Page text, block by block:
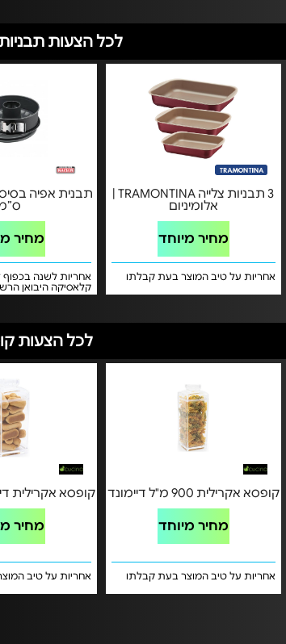
לכל הצעות תבניות
מחיר
אחריות לשנה בכפוף
קלאסיקה היבואן
אלומיניום
מחיר מיוחד
אחריות על טיב המוצר בעת קבלתו
לכל הצעות
קופסא אקרילית
מחיר
אחריות על טיב
קופסא אקרילית 900 מ"ל דיימונד
מחיר מיוחד
אחריות על טיב המוצר בעת קבלתו